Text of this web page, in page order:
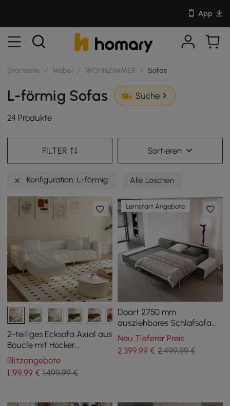
App
Startseite / Möbel / WOHNZIMMER / Sofas
L-förmig Sofas Suche
24 Produkte
FILTER Sortieren
Konfiguration: L-förmig Alle Löschen
2-teiliges Ecksofa Axial aus
Boucle mit Hocker,
goldenen Beinen und
Kissen, 230 cm
Blitzangebote
1.199,99 € 1.499,99 €
Lernstart Angebote
Doart 2750 mm
ausziehbares Schlafsofa
aus Baumwolle und Leinen,
modular, L-förmig, 4-Sitzer
Neu Tieferer Preis
2.399,99€ 2.499,99 €